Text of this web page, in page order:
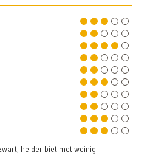
helder biet met weinig